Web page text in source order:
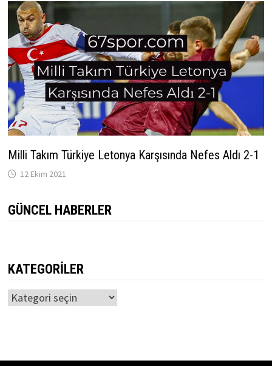
Milli Takım Türkiye Letonya Karşısında Nefes Aldı 2-1
12 Ekim 2021
GÜNCEL HABERLER
KATEGORILER
Kategoriler